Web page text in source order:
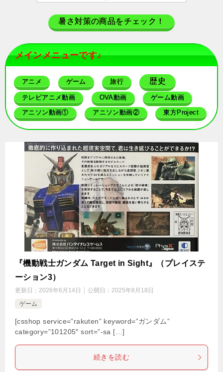
暑さ対策の商品をチェック！
メインメニューです♪
アニメ ゲーム 旅行 歴史
テレビアニメ動画 OVA動画 ゲーム動画
アニソン動画① アニソン動画② 東方Project
『機動戦士ガンダム Target in Sight』（プレイステ
ーション3）
更新日： 2026年6月14日 公開日： 2025年8月18日
ゲーム
[csshop service=”rakuten” keyword=”ガンダム”
category=”101205″ sort=”-sa […]
続きを読む